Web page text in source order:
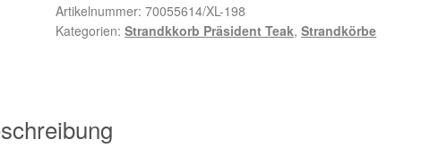
Artikelnummer:70055614/XL-198
Kategorien:Strandkkorb Präsident Teak,Strandkörbe